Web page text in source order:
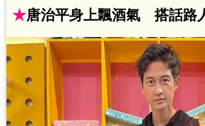
★唐治平身上飄酒氣 搭話路